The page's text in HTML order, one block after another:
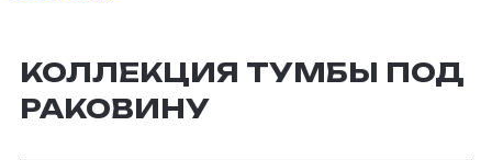
КОЛЛЕКЦИЯ ТУМБЫ ПОД
РАКОВИНУ